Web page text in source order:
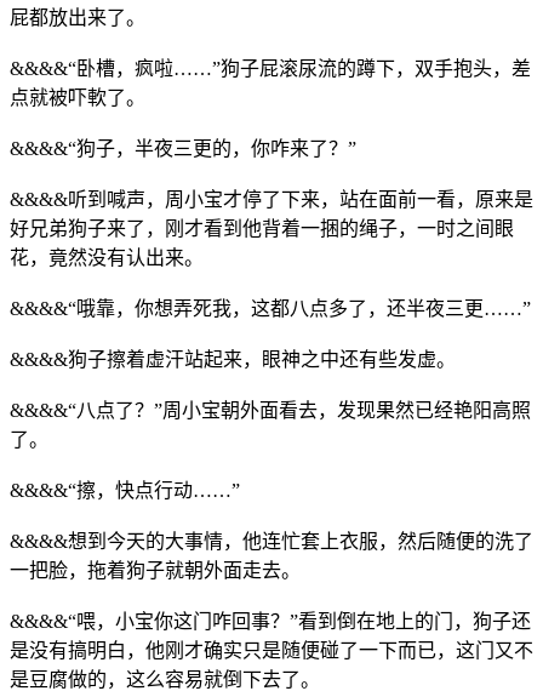
屁都放出来了。
&&&&“卧槽，疯啦……”狗子屁滚尿流的蹲下，双手抱头，差
点就被吓軟了。
&&&&“狗子，半夜三更的，你咋来了？”
&&&&听到喊声，周小宝才停了下来，站在面前一看，原来是
好兄弟狗子来了，刚才看到他背着一捆的绳子，一时之间眼
花，竟然没有认出来。
&&&&“哦靠，你想弄死我，这都八点多了，还半夜三更……”
&&&&狗子擦着虚汗站起来，眼神之中还有些发虚。
&&&&“八点了？”周小宝朝外面看去，发现果然已经艳阳高照
了。
&&&&“擦，快点行动……”
&&&&想到今天的大事情，他连忙套上衣服，然后随便的洗了
一把脸，拖着狗子就朝外面走去。
&&&&“喂，小宝你这门咋回事？”看到倒在地上的门，狗子还
是没有搞明白，他刚才确实只是随便碰了一下而已，这门又不
是豆腐做的，这么容易就倒下去了。